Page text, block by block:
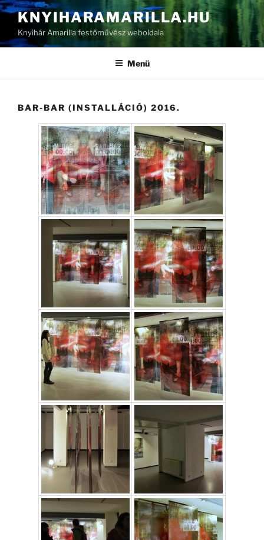
Tartalomhoz
KNYIHARAMARILLA.HU
Knyihár Amarilla festőművész weboldala
Menü
BAR-BAR (INSTALLÁCIÓ) 2016.